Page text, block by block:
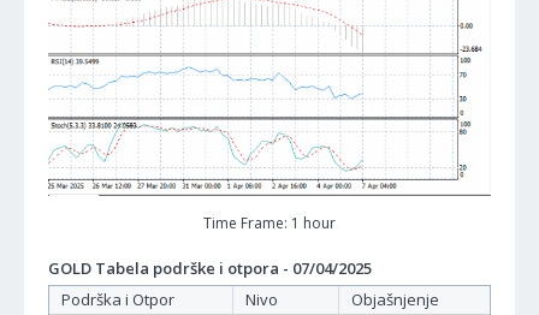
Time Frame: 1 hour
GOLD Tabela podrške i otpora - 07/04/2025
Podrška i Otpor
Nivo
Objašnjenje